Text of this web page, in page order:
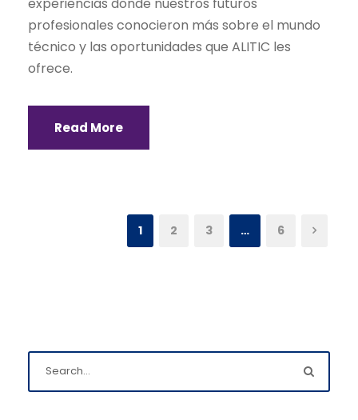
profesionales conocieron más sobre el mundo
técnico y las oportunidades que ALITIC les
ofrece.
Read More
1 2 3 … 6